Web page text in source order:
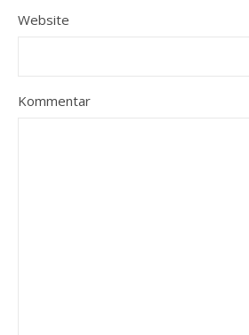
Website
Kommentar